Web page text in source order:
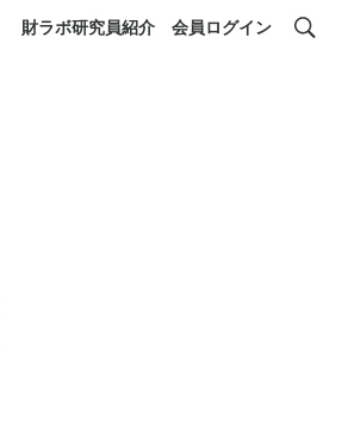
財ラボ研究員紹介 会員ログイン